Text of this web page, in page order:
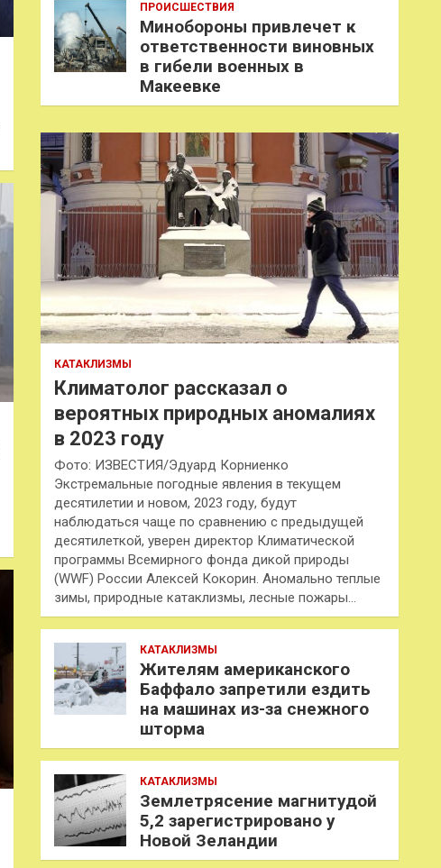
ПРОИСШЕСТВИЯ
Минобороны привлечет к
ответственности виновных
в гибели военных в
Макеевке
КАТАКЛИЗМЫ
Климатолог рассказал о
вероятных природных аномалиях
в 2023 году
Фото: ИЗВЕСТИЯ/Эдуард Корниенко
Экстремальные погодные явления в текущем
десятилетии и новом, 2023 году, будут
наблюдаться чаще по сравнению с предыдущей
десятилеткой, уверен директор Климатической
программы Всемирного фонда дикой природы
(WWF) России Алексей Кокорин. Аномально теплые
зимы, природные катаклизмы, лесные пожары…
КАТАКЛИЗМЫ
Жителям американского
Баффало запретили ездить
на машинах из-за снежного
шторма
КАТАКЛИЗМЫ
Землетрясение магнитудой
5,2 зарегистрировано у
Новой Зеландии